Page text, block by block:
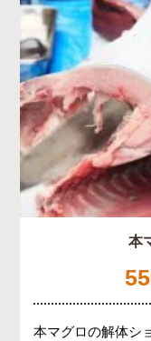
本
本マグロの解体シ